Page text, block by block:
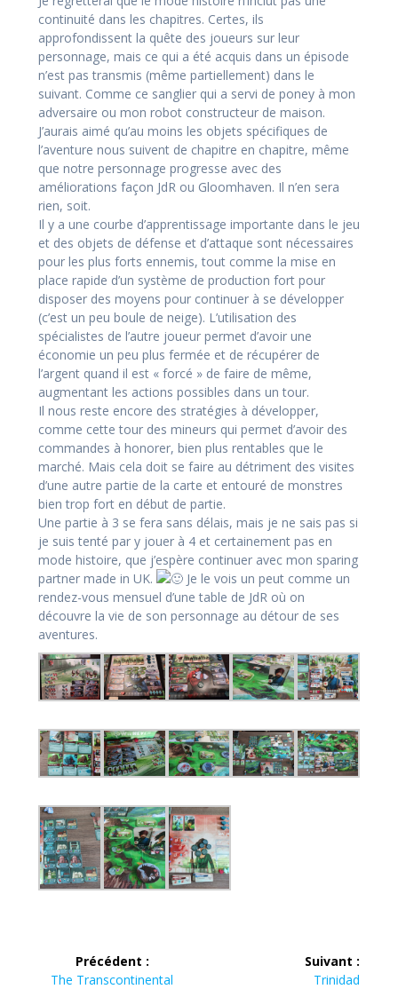
continuité dans les chapitres. Certes, ils
approfondissent la quête des joueurs sur leur
personnage, mais ce qui a été acquis dans un épisode
n’est pas transmis (même partiellement) dans le
suivant. Comme ce sanglier qui a servi de poney à mon
adversaire ou mon robot constructeur de maison.
J’aurais aimé qu’au moins les objets spécifiques de
l’aventure nous suivent de chapitre en chapitre, même
que notre personnage progresse avec des
améliorations façon JdR ou Gloomhaven. Il n’en sera
rien, soit.
Il y a une courbe d’apprentissage importante dans le jeu
et des objets de défense et d’attaque sont nécessaires
pour les plus forts ennemis, tout comme la mise en
place rapide d’un système de production fort pour
disposer des moyens pour continuer à se développer
(c’est un peu boule de neige). L’utilisation des
spécialistes de l’autre joueur permet d’avoir une
économie un peu plus fermée et de récupérer de
l’argent quand il est « forcé » de faire de même,
augmentant les actions possibles dans un tour.
Il nous reste encore des stratégies à développer,
comme cette tour des mineurs qui permet d’avoir des
commandes à honorer, bien plus rentables que le
marché. Mais cela doit se faire au détriment des visites
d’une autre partie de la carte et entouré de monstres
bien trop fort en début de partie.
Une partie à 3 se fera sans délais, mais je ne sais pas si
je suis tenté par y jouer à 4 et certainement pas en
mode histoire, que j’espère continuer avec mon sparing
partner made in UK.
Je le vois un peut comme un
rendez-vous mensuel d’une table de JdR où on
découvre la vie de son personnage au détour de ses
aventures.
Navigation
Précédent :
Article
The Transcontinental
Suivant :
Article
Trinidad